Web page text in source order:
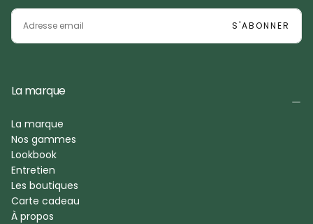
EMAIL
S'ABONNER
La marque
La marque
Nos gammes
Lookbook
Entretien
Les boutiques
Carte cadeau
À propos